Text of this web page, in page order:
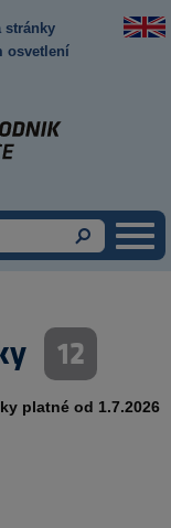
stránky
osvetlení
12
platné od 1.7.2026